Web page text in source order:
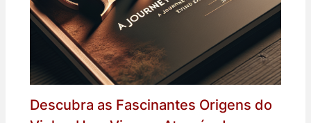
Descubra as Fascinantes Origens do